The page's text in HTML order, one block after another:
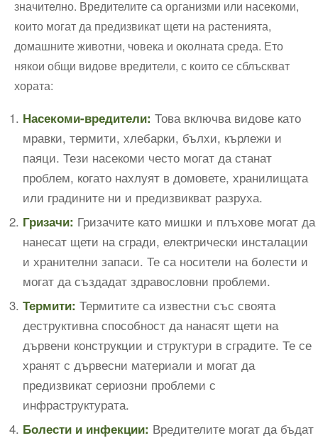
значително. Вредителите са организми или насекоми,
които могат да предизвикат щети на растенията,
домашните животни, човека и околната среда. Ето
някои общи видове вредители, с които се сблъскват
хората:
Насекоми-вредители: Това включва видове като
мравки, термити, хлебарки, бълхи, кърлежи и
паяци. Тези насекоми често могат да станат
проблем, когато нахлуят в домовете, хранилищата
или градините ни и предизвикват разруха.
Гризачи: Гризачите като мишки и плъхове могат да
нанесат щети на сгради, електрически инсталации
и хранителни запаси. Те са носители на болести и
могат да създадат здравословни проблеми.
Термити: Термитите са известни със своята
деструктивна способност да нанасят щети на
дървени конструкции и структури в сградите. Те се
хранят с дървесни материали и могат да
предизвикат сериозни проблеми с
инфраструктурата.
Болести и инфекции: Вредителите могат да бъдат